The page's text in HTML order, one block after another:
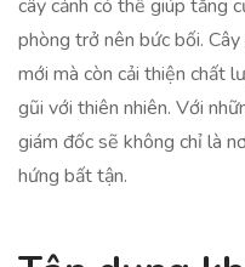
cây cảnh có thể giúp tăng
phòng trở nên bức bối.
mới mà còn cải thiện chất
gũi với thiên nhiên. Với
giám đốc sẽ không chỉ là
hứng bất tận.